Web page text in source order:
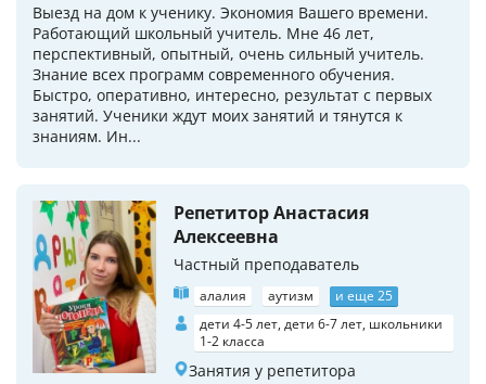
Выезд на дом к ученику. Экономия Вашего времени.
Работающий школьный учитель. Мне 46 лет,
перспективный, опытный, очень сильный учитель.
Знание всех программ современного обучения.
Быстро, оперативно, интересно, результат с первых
занятий. Ученики ждут моих занятий и тянутся к
знаниям. Ин...
Репетитор Анастасия
Алексеевна
Частный преподаватель
алалия аутизм
и еще 25
дети 4-5 лет, дети 6-7 лет, школьники
1-2 класса
Занятия у репетитора